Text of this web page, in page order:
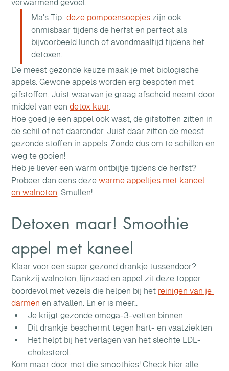
verwarmend gevoel.
Ma's Tip: deze pompoensoepjes zijn ook
onmisbaar tijdens de herfst en perfect als
bijvoorbeeld lunch of avondmaaltijd tijdens het
detoxen.
De meest gezonde keuze maak je met biologische
appels. Gewone appels worden erg bespoten met
gifstoffen. Juist waarvan je graag afscheid neemt door
middel van een detox kuur.
Hoe goed je een appel ook wast, de gifstoffen zitten in
de schil of net daaronder. Juist daar zitten de meest
gezonde stoffen in appels. Zonde dus om te schillen en
weg te gooien!
Heb je liever een warm ontbijtje tijdens de herfst?
Probeer dan eens deze warme appeltjes met kaneel
en walnoten. Smullen!
Detoxen maar! Smoothie
appel met kaneel
Klaar voor een super gezond drankje tussendoor?
Dankzij walnoten, lijnzaad en appel zit deze topper
boordevol met vezels die helpen bij het reinigen van je
darmen en afvallen. En er is meer..
Je krijgt gezonde omega-3-vetten binnen
Dit drankje beschermt tegen hart- en vaatziekten
Het helpt bij het verlagen van het slechte LDL-
cholesterol.
Kom maar door met die smoothies! Check hier alle